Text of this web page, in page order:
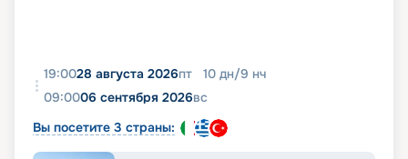
19:0028 августа 2026пт 10 дн/9 нч
09:0006 сентября 2026вс
Вы посетите 3 страны: